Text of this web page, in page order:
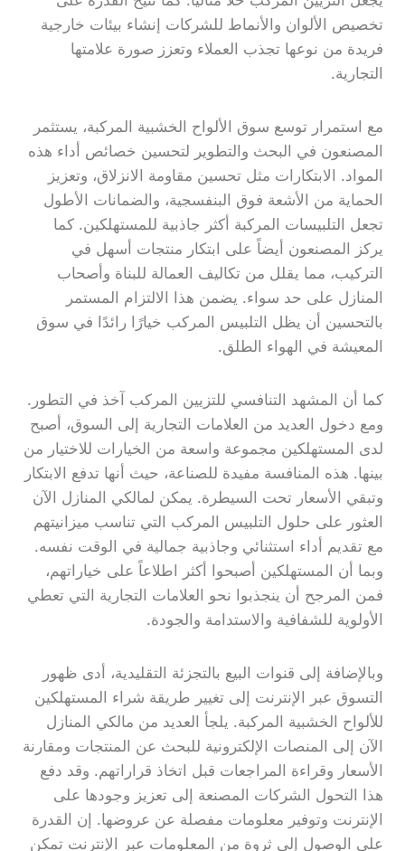
تخصيص الألوان والأنماط للشركات إنشاء بيئات خارجية
فريدة من نوعها تجذب العملاء وتعزز صورة علامتها
التجارية.
مع استمرار توسع سوق الألواح الخشبية المركبة، يستثمر
المصنعون في البحث والتطوير لتحسين خصائص أداء هذه
المواد. الابتكارات مثل تحسين مقاومة الانزلاق، وتعزيز
الحماية من الأشعة فوق البنفسجية، والضمانات الأطول
تجعل التلبيسات المركبة أكثر جاذبية للمستهلكين. كما
يركز المصنعون أيضاً على ابتكار منتجات أسهل في
التركيب، مما يقلل من تكاليف العمالة للبناة وأصحاب
المنازل على حد سواء. يضمن هذا الالتزام المستمر
بالتحسين أن يظل التلبيس المركب خيارًا رائدًا في سوق
المعيشة في الهواء الطلق.
كما أن المشهد التنافسي للتزيين المركب آخذ في التطور.
ومع دخول العديد من العلامات التجارية إلى السوق، أصبح
لدى المستهلكين مجموعة واسعة من الخيارات للاختيار من
بينها. هذه المنافسة مفيدة للصناعة، حيث أنها تدفع الابتكار
وتبقي الأسعار تحت السيطرة. يمكن لمالكي المنازل الآن
العثور على حلول التلبيس المركب التي تناسب ميزانيتهم
مع تقديم أداء استثنائي وجاذبية جمالية في الوقت نفسه.
وبما أن المستهلكين أصبحوا أكثر اطلاعاً على خياراتهم،
فمن المرجح أن ينجذبوا نحو العلامات التجارية التي تعطي
الأولوية للشفافية والاستدامة والجودة.
وبالإضافة إلى قنوات البيع بالتجزئة التقليدية، أدى ظهور
التسوق عبر الإنترنت إلى تغيير طريقة شراء المستهلكين
للألواح الخشبية المركبة. يلجأ العديد من مالكي المنازل
الآن إلى المنصات الإلكترونية للبحث عن المنتجات ومقارنة
الأسعار وقراءة المراجعات قبل اتخاذ قراراتهم. وقد دفع
هذا التحول الشركات المصنعة إلى تعزيز وجودها على
الإنترنت وتوفير معلومات مفصلة عن عروضها. إن القدرة
على الوصول إلى ثروة من المعلومات عبر الإنترنت تمكن